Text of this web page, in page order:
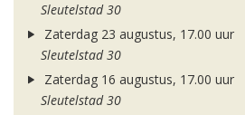
Sleutelstad 30
Zaterdag 23 augustus, 17.00 uur
Sleutelstad 30
Zaterdag 16 augustus, 17.00 uur
Sleutelstad 30